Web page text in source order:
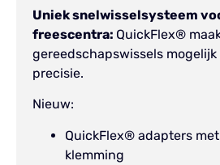
Uniek snelwisselsysteem
freescentra: QuickFlex®
gereedschapswissels
precisie.
Nieuw:
QuickFlex® adapters
klemming